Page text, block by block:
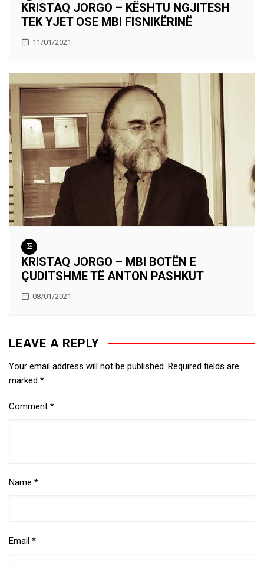
KRISTAQ JORGO – KËSHTU NGJITESH
TEK YJET OSE MBI FISNIKËRINË
11/01/2021
KRISTAQ JORGO – MBI BOTËN E
ÇUDITSHME TË ANTON PASHKUT
08/01/2021
LEAVE A REPLY
Your email address will not be published. Required fields are
marked *
Comment *
Name *
Email *